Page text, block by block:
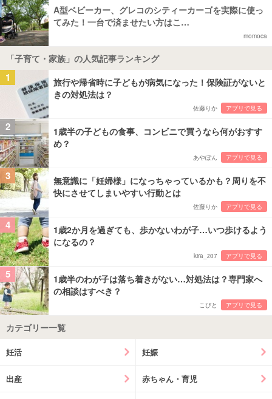
A型ベビーカー、グレコのシティーカーゴを実際に使っ
てみた！一台で済ませたい方はこ…
momoca
「子育て・家族」の人気記事ランキング
1
旅行や帰省時に子どもが病気になった！保険証がないと
きの対処法は？
佐藤りか アプリで見る
2
1歳半の子どもの食事、コンビニで買うなら何がおすす
め？
あやぽん アプリで見る
3
無意識に「妊婦様」になっちゃっているかも？周りを不
快にさせてしまいやすい行動とは
佐藤りか アプリで見る
4
1歳2か月を過ぎても、歩かないわが子…いつ歩けるよう
になるの？
kira_z07 アプリで見る
5
1歳半のわが子は落ち着きがない…対処法は？専門家へ
の相談はすべき？
こびと アプリで見る
カテゴリー一覧
妊活 妊娠
出産 赤ちゃん・育児